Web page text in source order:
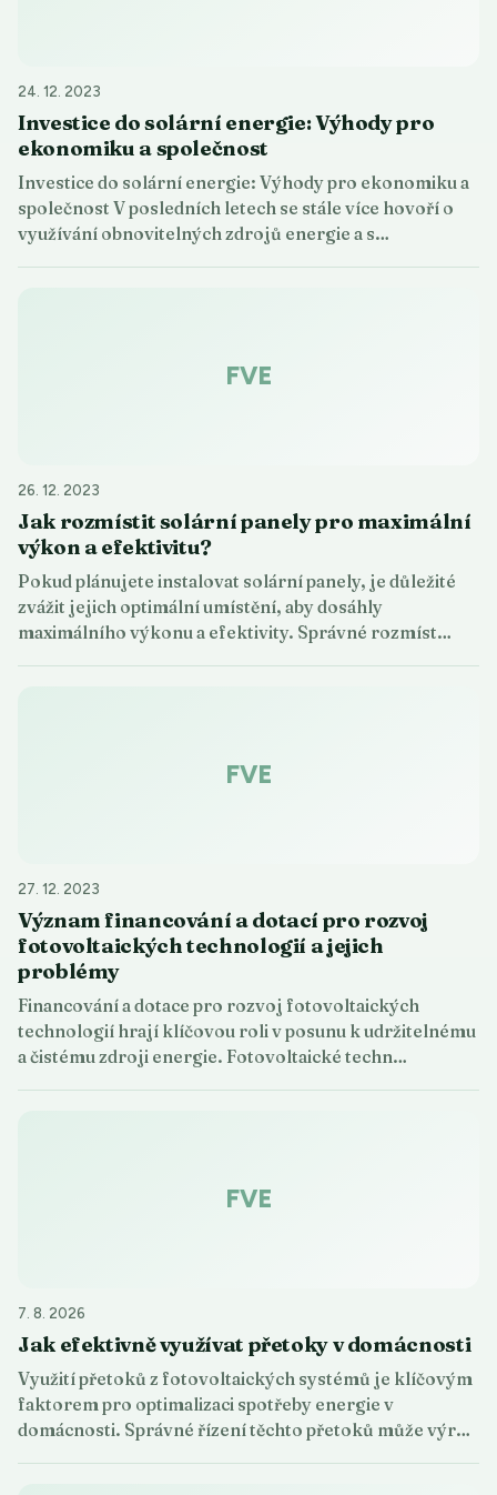
24. 12. 2023
Investice do solární energie: Výhody pro
ekonomiku a společnost
Investice do solární energie: Výhody pro ekonomiku a
společnost V posledních letech se stále více hovoří o
využívání obnovitelných zdrojů energie a s…
FVE
26. 12. 2023
Jak rozmístit solární panely pro maximální
výkon a efektivitu?
Pokud plánujete instalovat solární panely, je důležité
zvážit jejich optimální umístění, aby dosáhly
maximálního výkonu a efektivity. Správné rozmíst…
FVE
27. 12. 2023
Význam financování a dotací pro rozvoj
fotovoltaických technologií a jejich
problémy
Financování a dotace pro rozvoj fotovoltaických
technologií hrají klíčovou roli v posunu k udržitelnému
a čistému zdroji energie. Fotovoltaické techn…
FVE
7. 8. 2026
Jak efektivně využívat přetoky v domácnosti
Využití přetoků z fotovoltaických systémů je klíčovým
faktorem pro optimalizaci spotřeby energie v
domácnosti. Správné řízení těchto přetoků může výr…